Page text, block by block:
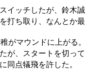
イッチしたが、鈴木
打ち取り、なんとか
マウンドに上がる
が、スタートを切っ
同点犠飛を許した。